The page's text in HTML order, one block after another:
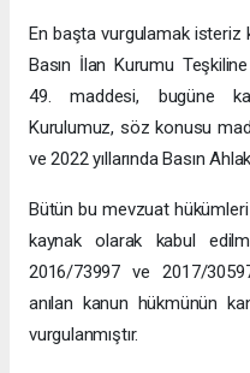
En başta vurgulamak isteriz
Basın İlan Kurumu Teşkiline
49. maddesi, bugüne
Kurulumuz, söz konusu
ve 2022 yıllarında Basın
Bütün bu mevzuat
kaynak olarak kabul
2016/73997 ve 2017/
anılan kanun hükmünün
vurgulanmıştır.